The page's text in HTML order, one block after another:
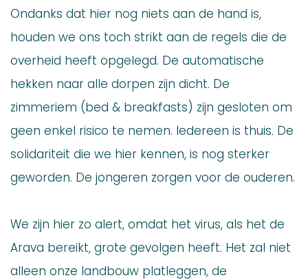
Ondanks dat hier nog niets aan de hand is,
houden we ons toch strikt aan de regels die de
overheid heeft opgelegd. De automatische
hekken naar alle dorpen zijn dicht. De
zimmeriem (bed & breakfasts) zijn gesloten om
geen enkel risico te nemen. Iedereen is thuis. De
solidariteit die we hier kennen, is nog sterker
geworden. De jongeren zorgen voor de ouderen.
We zijn hier zo alert, omdat het virus, als het de
Arava bereikt, grote gevolgen heeft. Het zal niet
alleen onze landbouw platleggen, de